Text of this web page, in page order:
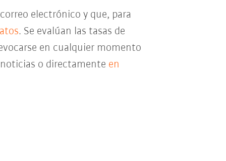
electrónico y que, para
. Se evalúan las tasas de
en cualquier momento
o directamente en